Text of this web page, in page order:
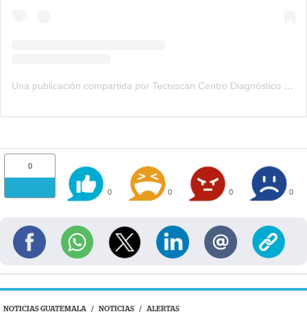
Una publicación compartida por Tecniscan Centro Diagnóstico (@tecniscan)
0
0 0 0 0
NOTICIAS GUATEMALA / NOTICIAS / ALERTAS